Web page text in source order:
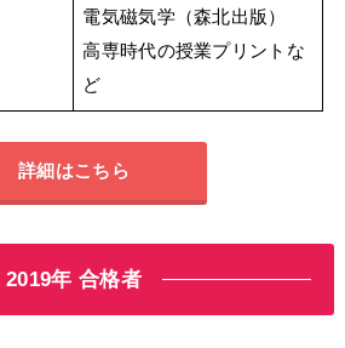
電気磁気学（森北出版）
高専時代の授業プリントな
ど
詳細はこちら
2019年 合格者